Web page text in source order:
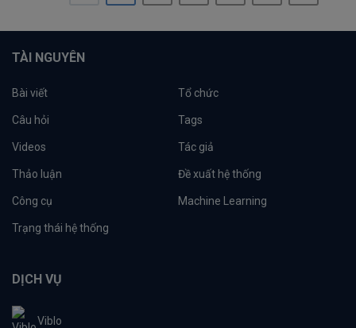
TÀI NGUYÊN
Bài viết Tổ chức
Câu hỏi Tags
Videos Tác giả
Thảo luận Đề xuất hệ thống
Công cụ Machine Learning
Trạng thái hệ thống
DỊCH VỤ
Viblo